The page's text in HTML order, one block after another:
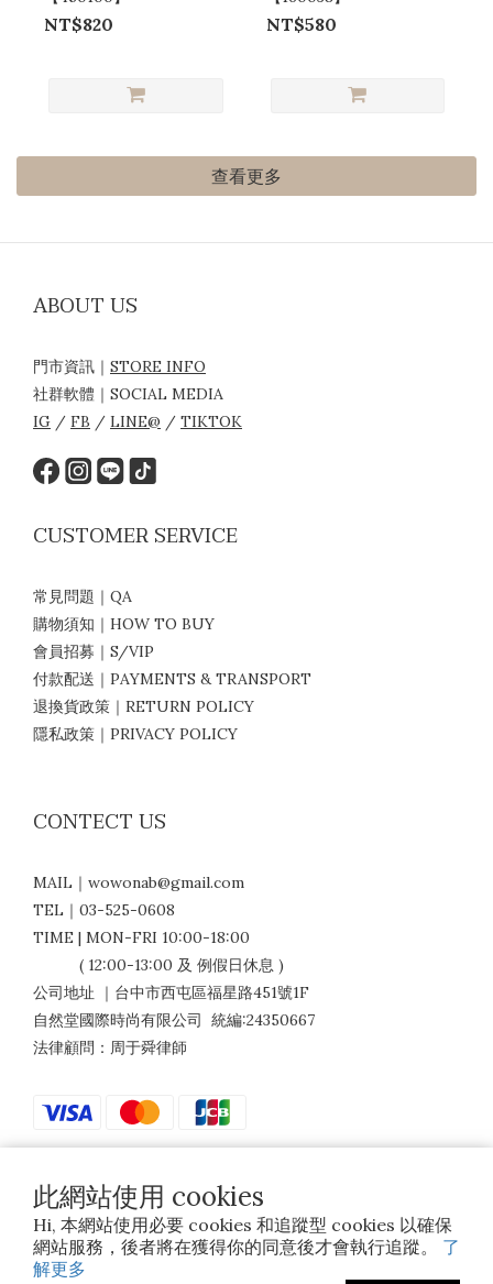
此網站使用 cookies
Hi, 本網站使用必要 cookies 和追蹤型 cookies 以確保
網站服務，後者將在獲得你的同意後才會執行追蹤。 了
解更多
NT$820 NT$580
查看更多
ABOUT US
門市資訊｜ STORE INFO
社群軟體｜SOCIAL MEDIA
IG / FB / LINE@ / TIKTOK
CUSTOMER SERVICE
常見問題｜QA
購物須知｜HOW TO BUY
會員招募｜S/VIP
付款配送｜PAYMENTS & TRANSPORT
退換貨政策｜RETURN POLICY
隱私政策｜PRIVACY POLICY
CONTECT US
MAIL｜wowonab@gmail.com
TEL｜03-525-0608
TIME | MON-FRI 10:00-18:00
( 12:00-13:00 及 例假日休息 )
公司地址 ｜台中市西屯區福星路451號1F
自然堂國際時尚有限公司 統編:24350667
法律顧問：周于舜律師
$ TWD 繁體中文